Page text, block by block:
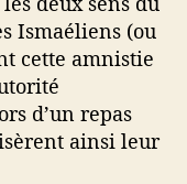
Ismaéliens (ou
cette amnistie
d’un repas
ainsi leur